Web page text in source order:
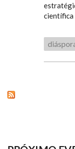
científica